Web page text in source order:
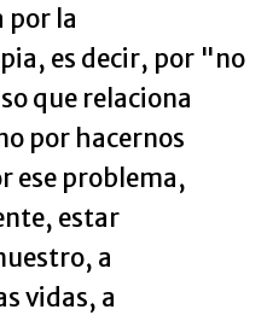
por la
es decir, por "no
que relaciona
por hacernos
ese problema,
estar
a
vidas, a